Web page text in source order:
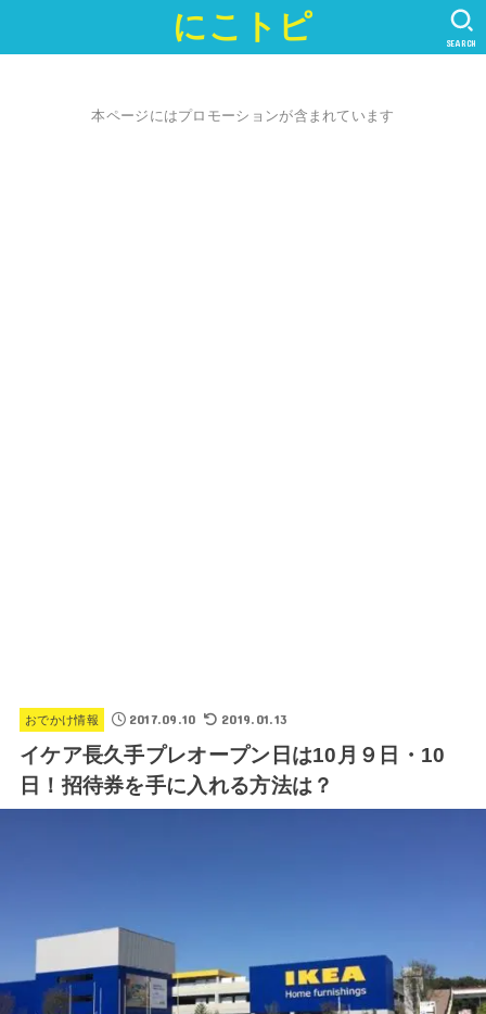
にこトピ SEARCH
本ページにはプロモーションが含まれています
おでかけ情報 2017.09.10 2019.01.13
イケア長久手プレオープン日は10月９日・10
日！招待券を手に入れる方法は？